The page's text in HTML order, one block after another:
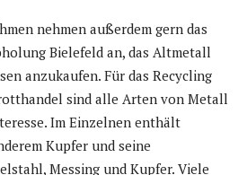
nehmen außerdem gern das
Bielefeld an, das Altmetall
anzukaufen. Für das Recycling
sind alle Arten von Metall
Im Einzelnen enthält
Kupfer und seine
Messing und Kupfer. Viele